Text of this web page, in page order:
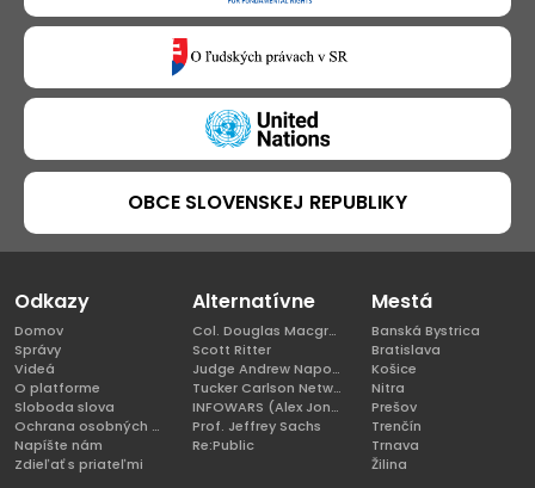
OBCE SLOVENSKEJ REPUBLIKY
Odkazy
Domov
Správy
Videá
O platforme
Sloboda slova
Ochrana osobných údajov
Napíšte nám
Zdieľať s priateľmi
Alternatívne
Col. Douglas Macgregor, Ph.D
Scott Ritter
Judge Andrew Napolitano
Tucker Carlson Network
INFOWARS (Alex Jones)
Prof. Jeffrey Sachs
Re:Public
Mestá
Banská Bystrica
Bratislava
Košice
Nitra
Prešov
Trenčín
Trnava
Žilina